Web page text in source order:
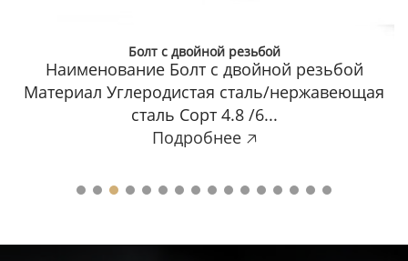
Болт с двойной резьбой
Наименование Болт с двойной резьбой
Материал Углеродистая сталь/нержавеющая
сталь Сорт 4.8 /6...
Подробнее 🡥